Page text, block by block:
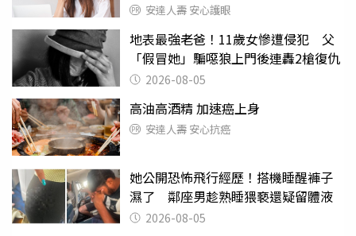
安達人壽 安心護眼
地表最強老爸！11歲女慘遭侵犯 父
「假冒她」騙噁狼上門後連轟2槍復仇
2026-08-05
高油高酒精 加速癌上身
安達人壽 安心抗癌
她公開恐怖飛行經歷！搭機睡醒褲子
濕了 鄰座男趁熟睡猥褻還疑留體液
2026-08-05